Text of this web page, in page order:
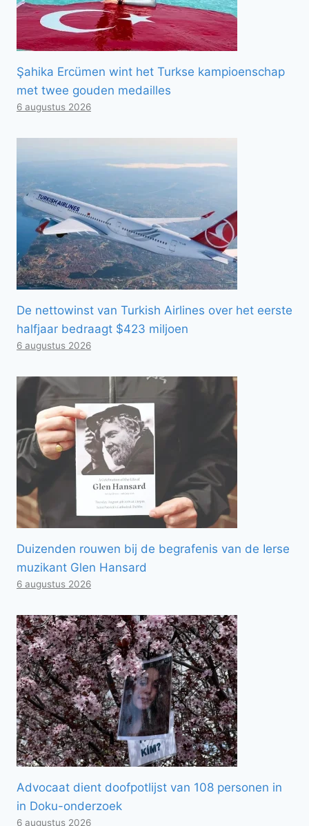
Şahika Ercümen wint het Turkse kampioenschap
met twee gouden medailles
6 augustus 2026
De nettowinst van Turkish Airlines over het eerste
halfjaar bedraagt ​​$423 miljoen
6 augustus 2026
Duizenden rouwen bij de begrafenis van de Ierse
muzikant Glen Hansard
6 augustus 2026
Advocaat dient doofpotlijst van 108 personen in
in Doku-onderzoek
6 augustus 2026